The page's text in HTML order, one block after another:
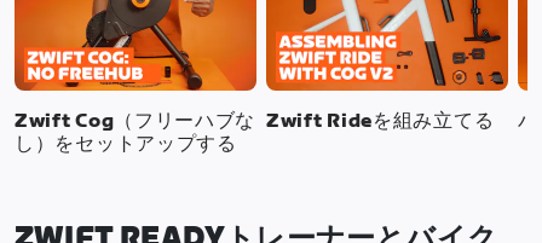
Zwift Cog（フリーハブな
し）をセットアップする
Zwift Rideを組み立てる バ